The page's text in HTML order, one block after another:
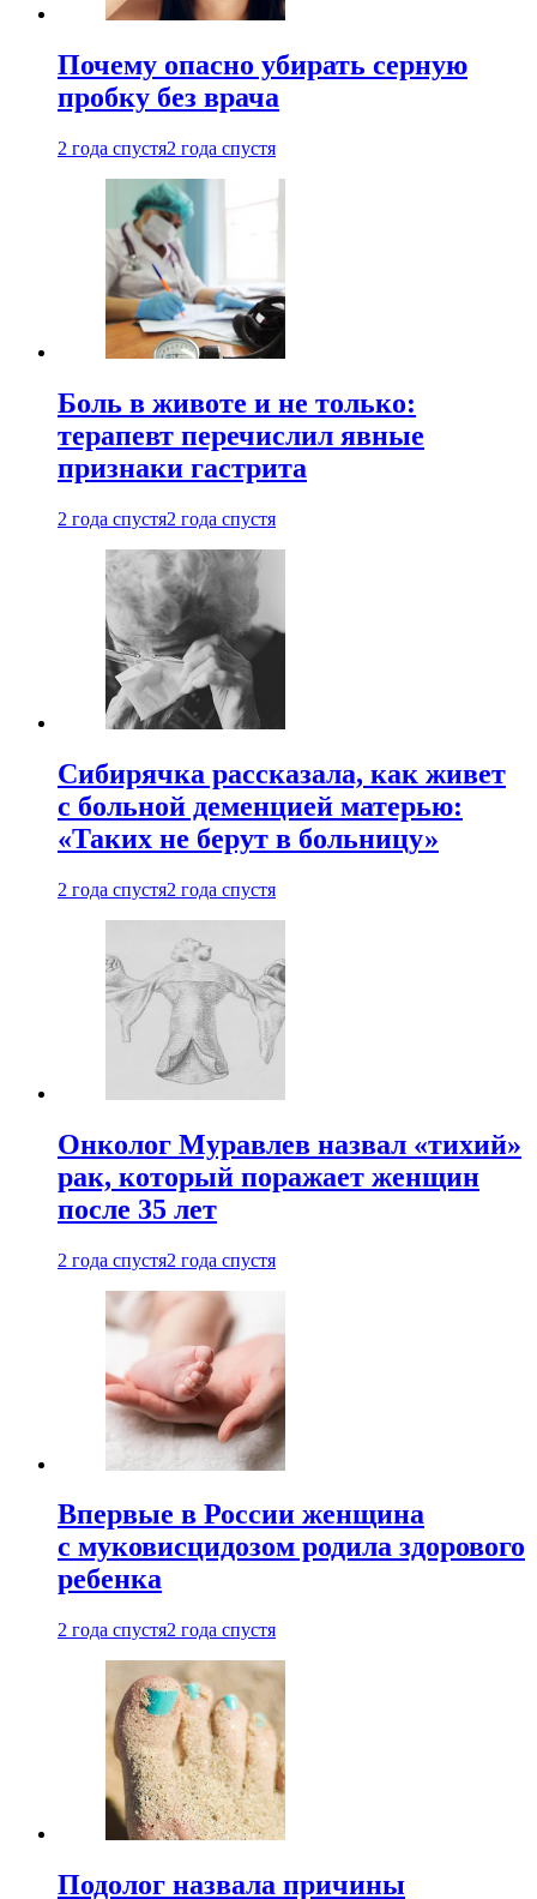
Почему опасно убирать серную
пробку без врача
2 года спустя2 года спустя
Боль в животе и не только:
терапевт перечислил явные
признаки гастрита
2 года спустя2 года спустя
Сибирячка рассказала, как живет
с больной деменцией матерью:
«Таких не берут в больницу»
2 года спустя2 года спустя
Онколог Муравлев назвал «тихий»
рак, который поражает женщин
после 35 лет
2 года спустя2 года спустя
Впервые в России женщина
с муковисцидозом родила здорового
ребенка
2 года спустя2 года спустя
Подолог назвала причины